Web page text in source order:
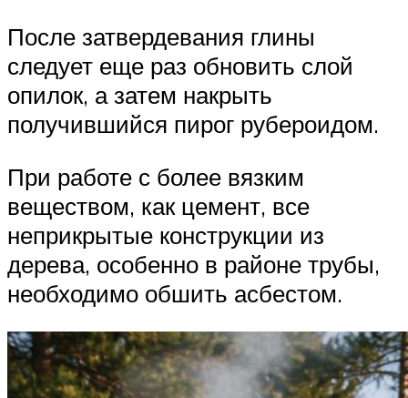
После затвердевания глины
следует еще раз обновить слой
опилок, а затем накрыть
получившийся пирог рубероидом.
При работе с более вязким
веществом, как цемент, все
неприкрытые конструкции из
дерева, особенно в районе трубы,
необходимо обшить асбестом.